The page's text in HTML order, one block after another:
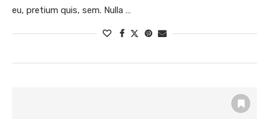
eu, pretium quis, sem. Nulla …